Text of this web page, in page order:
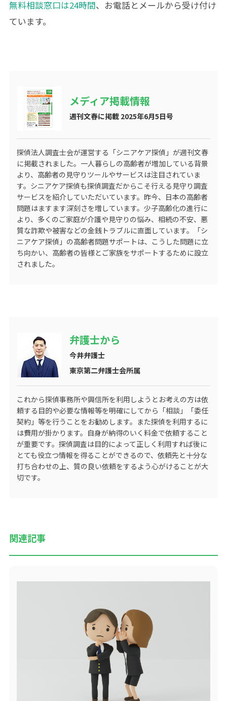
無料相談窓口は24時間、お電話とメールから受け付け
ています。
メディア掲載情報
週刊文春に掲載 2025年6月5日号
探偵法人調査士会が運営する 「シニアケア探偵」 が週刊文春
に掲載されました。一人暮らしの高齢者が増加している背景
より、高齢者の見守りツールやサービスは注目されていま
す。シニアケア探偵も探偵調査だからこそ行える見守り調査
サービスを紹介していただいています。昨今、日本の高齢者
問題はますます深刻さを増しています。少子高齢化の進行に
より、多くのご家庭が介護や見守りの悩み、相続の不安、悪
質な詐欺や被害などの金銭トラブルに直面しています。「シ
ニアケア探偵」の高齢者問題サポートは、こうした問題に立
ち向かい、高齢者の皆様とご家族をサポートするために設立
されました。
弁護士から
今井弁護士
東京第二弁護士会所属
これから探偵事務所や興信所を利用しようとお考えの方は依
頼する目的や必要な情報等を明確にしてから「相談」「委任
契約」等を行うことをお勧めします。また探偵を利用するに
は費用が掛かります。自身が納得のいく料金で依頼すること
が重要です。探偵調査は目的によって正しく利用すれば後に
とても役立つ情報を得ることができるので、依頼先と十分な
打ち合わせの上、質の良い依頼をするよう心がけることが大
切です。
関連記事